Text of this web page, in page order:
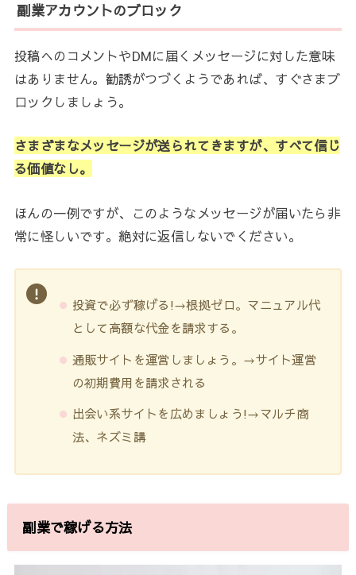
副業アカウントのブロック
投稿へのコメントやDMに届くメッセージに対した意味
はありません。勧誘がつづくようであれば、すぐさまブ
ロックしましょう。
さまざまなメッセージが送られてきますが、すべて信じ
る価値なし。
ほんの一例ですが、このようなメッセージが届いたら非
常に怪しいです。絶対に返信しないでください。
投資で必ず稼げる!→根拠ゼロ。マニュアル代
として高額な代金を請求する。
通販サイトを運営しましょう。→サイト運営
の初期費用を請求される
出会い系サイトを広めましょう!→マルチ商
法、ネズミ講
副業で稼げる方法